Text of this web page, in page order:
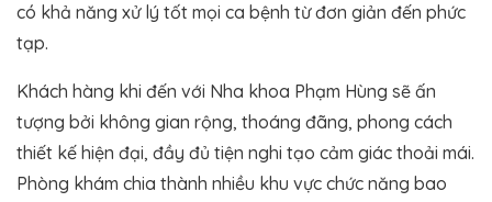
có khả năng xử lý tốt mọi ca bệnh từ đơn giản đến phức
tạp.
Khách hàng khi đến với Nha khoa Phạm Hùng sẽ ấn
tượng bởi không gian rộng, thoáng đãng, phong cách
thiết kế hiện đại, đầy đủ tiện nghi tạo cảm giác thoải mái.
Phòng khám chia thành nhiều khu vực chức năng bao